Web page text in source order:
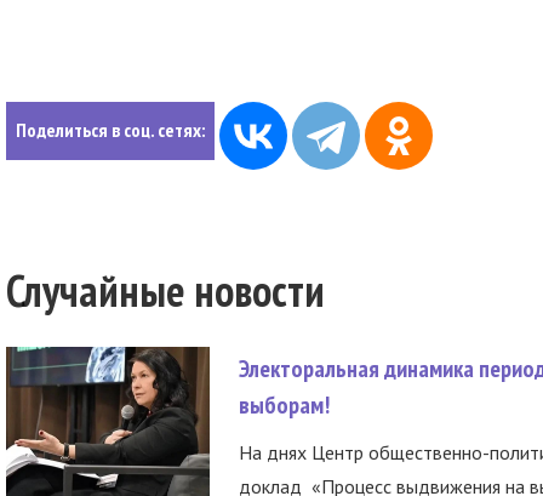
Поделиться в соц. сетях:
Случайные новости
Электоральная динамика
выборам!
На днях Центр общественно-
доклад «Процесс выдвижения на